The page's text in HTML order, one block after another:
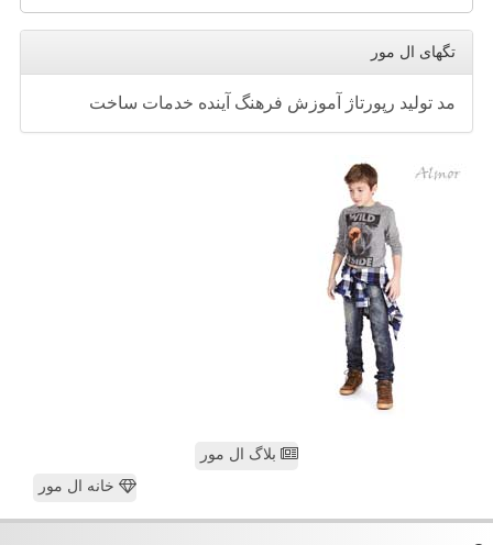
تگهای ال مور
مد تولید رپورتاژ آموزش فرهنگ آینده خدمات ساخت
بلاگ ال مور
خانه ال مور